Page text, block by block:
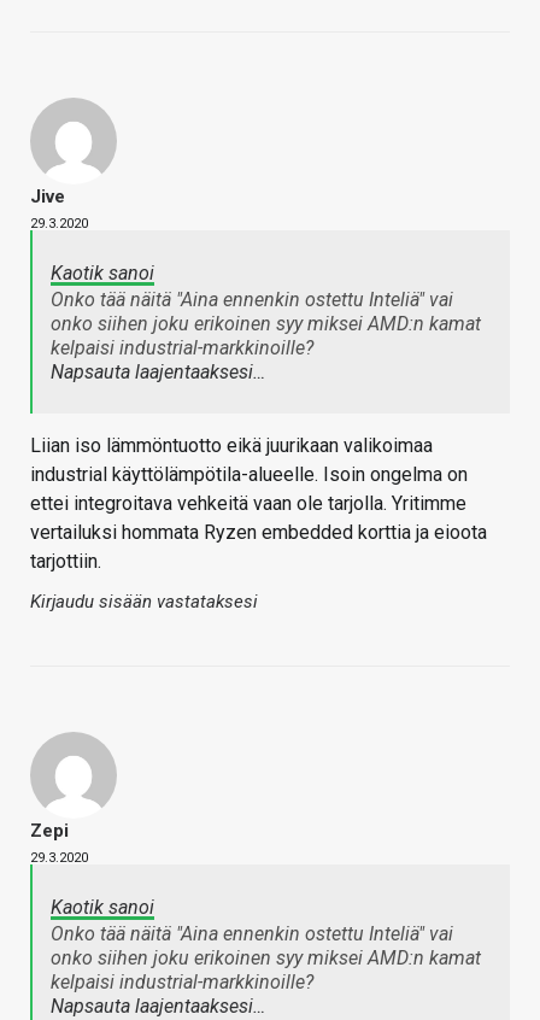
Jive
29.3.2020
Kaotik sanoi
Onko tää näitä "Aina ennenkin ostettu Inteliä" vai
onko siihen joku erikoinen syy miksei AMD:n kamat
kelpaisi industrial-markkinoille?
Napsauta laajentaaksesi…
Liian iso lämmöntuotto eikä juurikaan valikoimaa
industrial käyttölämpötila-alueelle. Isoin ongelma on
ettei integroitava vehkeitä vaan ole tarjolla. Yritimme
vertailuksi hommata Ryzen embedded korttia ja eioota
tarjottiin.
Kirjaudu sisään vastataksesi
Zepi
29.3.2020
Kaotik sanoi
Onko tää näitä "Aina ennenkin ostettu Inteliä" vai
onko siihen joku erikoinen syy miksei AMD:n kamat
kelpaisi industrial-markkinoille?
Napsauta laajentaaksesi…